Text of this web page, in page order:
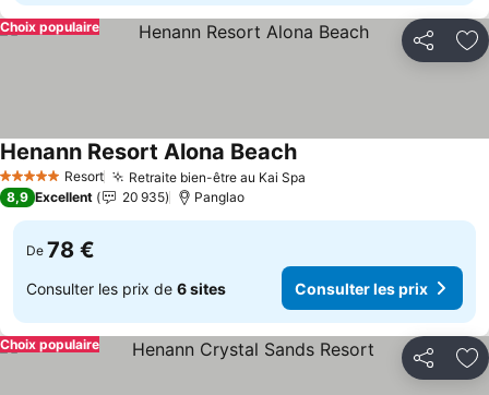
Partager
Choix populaire
5 Étoiles Resort Retraite bien-être au Kai Spa
Henann Resort Alona BeachConsulter les prix
8,9 Excellent 20 935 Panglao
De 78 €
Consulter les prix de 6 sites Consulter les prix
Partager
Choix populaire